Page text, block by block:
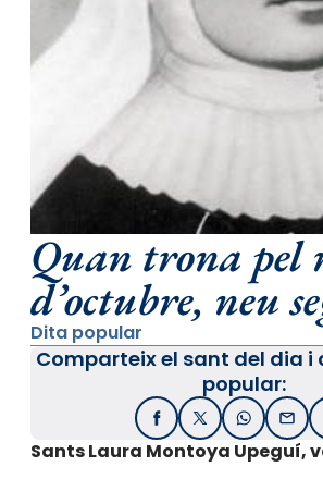
Quan trona pel
d’octubre, neu
Dita popular
Comparteix el sant del dia
popular:
FacebookX / Twitter
Sants Laura Montoya Upeguí,